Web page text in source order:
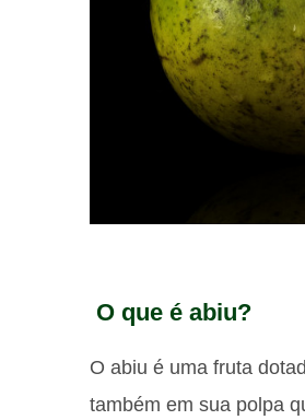
O que é abiu?
O abiu é uma fruta
também em sua polpa